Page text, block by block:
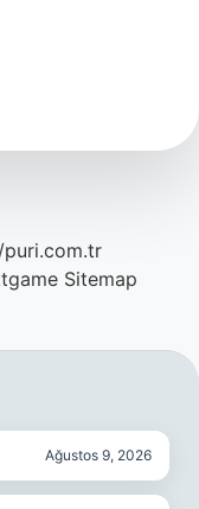
Sitemap
Ağustos 9, 2026